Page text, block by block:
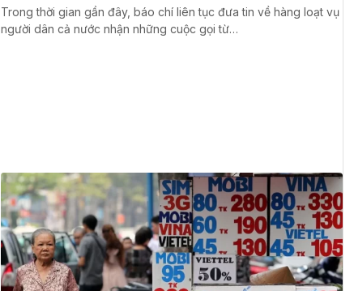
Trong thời gian gần đây, báo chí liên tục đưa tin về hàng loạt vụ
người dân cả nước nhận những cuộc gọi từ…